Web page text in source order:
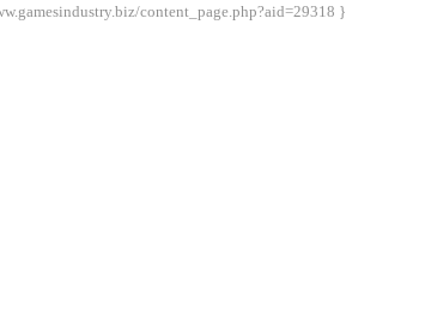
content_page.php?aid=29318 }